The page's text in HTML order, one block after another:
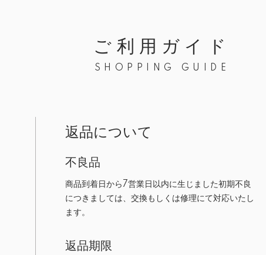
ご利用ガイド
SHOPPING GUIDE
返品について
不良品
商品到着日から7営業日以内に生じました初期不良
につきましては、交換もしくは修理にて対応いたし
ます。
返品期限